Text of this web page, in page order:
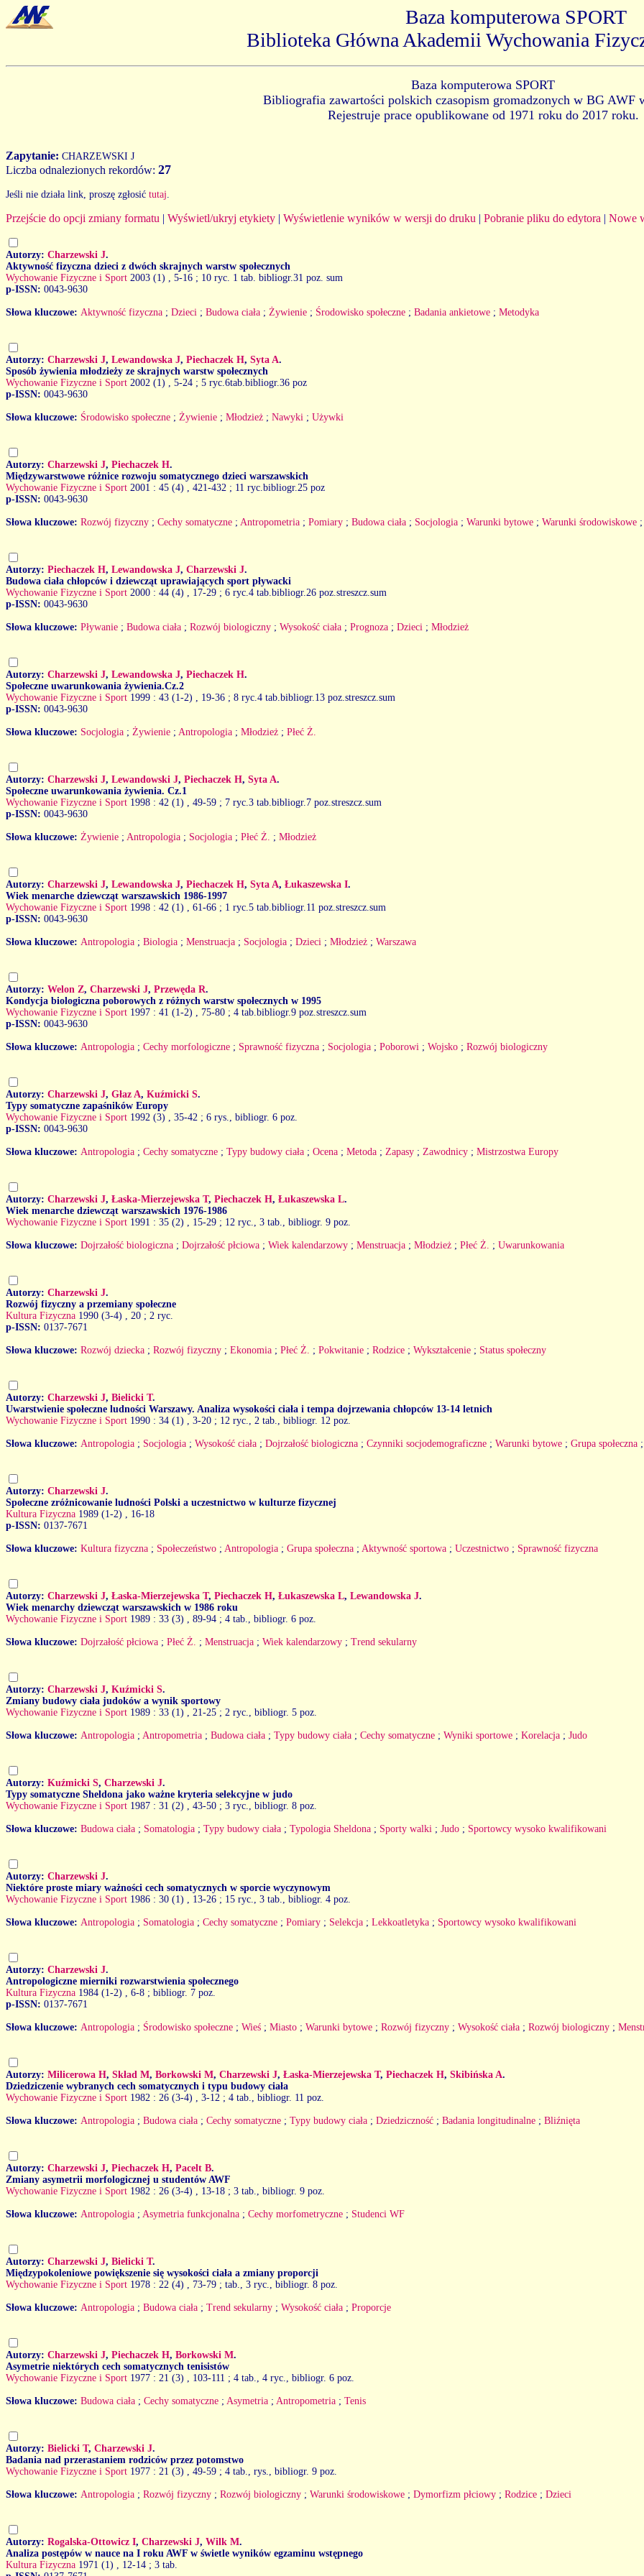
Baza komputerowa SPORT
Biblioteka Główna Akademii Wychowania
Baza komputerowa SPORT
Bibliografia zawartości polskich czasopism gromadzonych w BG AWF
Rejestruje prace opublikowane od 1971 roku do 2017 roku.
Zapytanie: CHARZEWSKI J
Liczba odnalezionych rekordów: 27
Jeśli nie działa link, proszę zgłosić tutaj
Przejście do opcji zmiany formatu | Wyświetl/ukryj etykiety | Wyświetlenie wyników w wersji do druku | Pobranie pliku do edytora | Nowe
Autorzy: Charzewski J.
Aktywność fizyczna dzieci z dwóch skrajnych warstw społecznych
Wychowanie Fizyczne i Sport 2003 (1)
, 5-16 ; 10 ryc. 1 tab. bibliogr.31 poz. sum
p-ISSN: 0043-9630
Słowa kluczowe: Aktywność fizyczna ; Dzieci ; Budowa ciała ; Żywienie ; Środowisko społeczne ; Badania ankietowe ; Metodyka
Autorzy: Charzewski J, Lewandowska J, Piechaczek H, Syta A.
Sposób żywienia młodzieży ze skrajnych warstw społecznych
Wychowanie Fizyczne i Sport 2002 (1)
, 5-24 ; 5 ryc.6tab.bibliogr.36 poz
p-ISSN: 0043-9630
Słowa kluczowe: Środowisko społeczne ; Żywienie ; Młodzież ; Nawyki ; Używki
Autorzy: Charzewski J, Piechaczek H.
Międzywarstwowe różnice rozwoju somatycznego dzieci warszawskich
Wychowanie Fizyczne i Sport 2001 : 45 (4)
, 421-432 ; 11 ryc.bibliogr.25 poz
p-ISSN: 0043-9630
Słowa kluczowe: Rozwój fizyczny ; Cechy somatyczne ; Antropometria ; Pomiary ; Budowa ciała ; Socjologia ; Warunki bytowe ; Warunki środowiskowe ;
Autorzy: Piechaczek H, Lewandowska J, Charzewski J.
Budowa ciała chłopców i dziewcząt uprawiających sport pływacki
Wychowanie Fizyczne i Sport 2000 : 44 (4)
, 17-29 ; 6 ryc.4 tab.bibliogr.26 poz.streszcz.sum
p-ISSN: 0043-9630
Słowa kluczowe: Pływanie ; Budowa ciała ; Rozwój biologiczny ; Wysokość ciała ; Prognoza ; Dzieci ; Młodzież
Autorzy: Charzewski J, Lewandowska J, Piechaczek H.
Społeczne uwarunkowania żywienia.Cz.2
Wychowanie Fizyczne i Sport 1999 : 43 (1-2)
, 19-36 ; 8 ryc.4 tab.bibliogr.13 poz.streszcz.sum
p-ISSN: 0043-9630
Słowa kluczowe: Socjologia ; Żywienie ; Antropologia ; Młodzież ; Płeć Ż.
Autorzy: Charzewski J, Lewandowski J, Piechaczek H, Syta A.
Społeczne uwarunkowania żywienia. Cz.1
Wychowanie Fizyczne i Sport 1998 : 42 (1)
, 49-59 ; 7 ryc.3 tab.bibliogr.7 poz.streszcz.sum
p-ISSN: 0043-9630
Słowa kluczowe: Żywienie ; Antropologia ; Socjologia ; Płeć Ż. ; Młodzież
Autorzy: Charzewski J, Lewandowska J, Piechaczek H, Syta A, Łukaszewska I.
Wiek menarche dziewcząt warszawskich 1986-1997
Wychowanie Fizyczne i Sport 1998 : 42 (1)
, 61-66 ; 1 ryc.5 tab.bibliogr.11 poz.streszcz.sum
p-ISSN: 0043-9630
Słowa kluczowe: Antropologia ; Biologia ; Menstruacja ; Socjologia ; Dzieci ; Młodzież ; Warszawa
Autorzy: Welon Z, Charzewski J, Przewęda R.
Kondycja biologiczna poborowych z różnych warstw społecznych w 1995
Wychowanie Fizyczne i Sport 1997 : 41 (1-2)
, 75-80 ; 4 tab.bibliogr.9 poz.streszcz.sum
p-ISSN: 0043-9630
Słowa kluczowe: Antropologia ; Cechy morfologiczne ; Sprawność fizyczna ; Socjologia ; Poborowi ; Wojsko ; Rozwój biologiczny
Autorzy: Charzewski J, Głaz A, Kuźmicki S.
Typy somatyczne zapaśników Europy
Wychowanie Fizyczne i Sport 1992 (3)
, 35-42 ; 6 rys., bibliogr. 6 poz.
p-ISSN: 0043-9630
Słowa kluczowe: Antropologia ; Cechy somatyczne ; Typy budowy ciała ; Ocena ; Metoda ; Zapasy ; Zawodnicy ; Mistrzostwa Europy
Autorzy: Charzewski J, Łaska-Mierzejewska T, Piechaczek H, Łukaszewska L.
Wiek menarche dziewcząt warszawskich 1976-1986
Wychowanie Fizyczne i Sport 1991 : 35 (2) , 15-29 ; 12 ryc., 3 tab., bibliogr. 9 poz.
Słowa kluczowe: Dojrzałość biologiczna ; Dojrzałość płciowa ; Wiek kalendarzowy ; Menstruacja ; Młodzież ; Płeć Ż. ; Uwarunkowania
Autorzy: Charzewski J.
Rozwój fizyczny a przemiany społeczne
Kultura Fizyczna 1990 (3-4)
, 20 ; 2 ryc.
p-ISSN: 0137-7671
Słowa kluczowe: Rozwój dziecka ; Rozwój fizyczny ; Ekonomia ; Płeć Ż. ; Pokwitanie ; Rodzice ; Wykształcenie ; Status społeczny
Autorzy: Charzewski J, Bielicki T.
Uwarstwienie społeczne ludności Warszawy. Analiza wysokości ciała i tempa dojrzewania chłopców 13-14 letnich
Wychowanie Fizyczne i Sport 1990 : 34 (1) , 3-20 ; 12 ryc., 2 tab., bibliogr. 12 poz.
Słowa kluczowe: Antropologia ; Socjologia ; Wysokość ciała ; Dojrzałość biologiczna ; Czynniki socjodemograficzne ; Warunki bytowe ; Grupa społeczna ;
Autorzy: Charzewski J.
Społeczne zróżnicowanie ludności Polski a uczestnictwo w kulturze fizycznej
Kultura Fizyczna 1989 (1-2)
, 16-18
p-ISSN: 0137-7671
Słowa kluczowe: Kultura fizyczna ; Społeczeństwo ; Antropologia ; Grupa społeczna ; Aktywność sportowa ; Uczestnictwo ; Sprawność fizyczna
Autorzy: Charzewski J, Łaska-Mierzejewska T, Piechaczek H, Łukaszewska L, Lewandowska J.
Wiek menarchy dziewcząt warszawskich w 1986 roku
Wychowanie Fizyczne i Sport 1989 : 33 (3) , 89-94 ; 4 tab., bibliogr. 6 poz.
Słowa kluczowe: Dojrzałość płciowa ; Płeć Ż. ; Menstruacja ; Wiek kalendarzowy ; Trend sekularny
Autorzy: Charzewski J, Kuźmicki S.
Zmiany budowy ciała judoków a wynik sportowy
Wychowanie Fizyczne i Sport 1989 : 33 (1) , 21-25 ; 2 ryc., bibliogr. 5 poz.
Słowa kluczowe: Antropologia ; Antropometria ; Budowa ciała ; Typy budowy ciała ; Cechy somatyczne ; Wyniki sportowe ; Korelacja ; Judo
Autorzy: Kuźmicki S, Charzewski J.
Typy somatyczne Sheldona jako ważne kryteria selekcyjne w judo
Wychowanie Fizyczne i Sport 1987 : 31 (2) , 43-50 ; 3 ryc., bibliogr. 8 poz.
Słowa kluczowe: Budowa ciała ; Somatologia ; Typy budowy ciała ; Typologia Sheldona ; Sporty walki ; Judo ; Sportowcy wysoko kwalifikowani
Autorzy: Charzewski J.
Niektóre proste miary ważności cech somatycznych w sporcie wyczynowym
Wychowanie Fizyczne i Sport 1986 : 30 (1) , 13-26 ; 15 ryc., 3 tab., bibliogr. 4 poz.
Słowa kluczowe: Antropologia ; Somatologia ; Cechy somatyczne ; Pomiary ; Selekcja ; Lekkoatletyka ; Sportowcy wysoko kwalifikowani
Autorzy: Charzewski J.
Antropologiczne mierniki rozwarstwienia społecznego
Kultura Fizyczna 1984 (1-2)
, 6-8 ; bibliogr. 7 poz.
p-ISSN: 0137-7671
Słowa kluczowe: Antropologia ; Środowisko społeczne ; Wieś ; Miasto ; Warunki bytowe ; Rozwój fizyczny ; Wysokość ciała ; Rozwój biologiczny ;
Autorzy: Milicerowa H, Skład M, Borkowski M, Charzewski J, Łaska-Mierzejewska T, Piechaczek H, Skibińska A.
Dziedziczenie wybranych cech somatycznych i typu budowy ciała
Wychowanie Fizyczne i Sport 1982 : 26 (3-4) , 3-12 ; 4 tab., bibliogr. 11 poz.
Słowa kluczowe: Antropologia ; Budowa ciała ; Cechy somatyczne ; Typy budowy ciała ; Dziedziczność ; Badania longitudinalne ; Bliźnięta
Autorzy: Charzewski J, Piechaczek H, Pacelt B.
Zmiany asymetrii morfologicznej u studentów AWF
Wychowanie Fizyczne i Sport 1982 : 26 (3-4) , 13-18 ; 3 tab., bibliogr. 9 poz.
Słowa kluczowe: Antropologia ; Asymetria funkcjonalna ; Cechy morfometryczne ; Studenci WF
Autorzy: Charzewski J, Bielicki T.
Międzypokoleniowe powiększenie się wysokości ciała a zmiany proporcji
Wychowanie Fizyczne i Sport 1978 : 22 (4) , 73-79 ; tab., 3 ryc., bibliogr. 8 poz.
Słowa kluczowe: Antropologia ; Budowa ciała ; Trend sekularny ; Wysokość ciała ; Proporcje
Autorzy: Charzewski J, Piechaczek H, Borkowski M.
Asymetrie niektórych cech somatycznych tenisistów
Wychowanie Fizyczne i Sport 1977 : 21 (3) , 103-111 ; 4 tab., 4 ryc., bibliogr. 6 poz.
Słowa kluczowe: Budowa ciała ; Cechy somatyczne ; Asymetria ; Antropometria ; Tenis
Autorzy: Bielicki T, Charzewski J.
Badania nad przerastaniem rodziców przez potomstwo
Wychowanie Fizyczne i Sport 1977 : 21 (3) , 49-59 ; 4 tab., rys., bibliogr. 9 poz.
Słowa kluczowe: Antropologia ; Rozwój fizyczny ; Rozwój biologiczny ; Warunki środowiskowe ; Dymorfizm płciowy ; Rodzice ; Dzieci
Autorzy: Rogalska-Ottowicz I, Charzewski J, Wilk M.
Analiza postępów w nauce na I roku AWF w świetle wyników egzaminu wstępnego
Kultura Fizyczna 1971 (1)
, 12-14 ; 3 tab.